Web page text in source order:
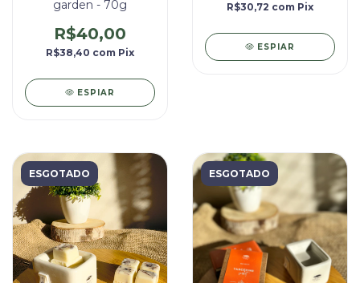
garden - 70g
R$40,00
R$38,40 com Pix
ESPIAR
R$30,72 com Pix
ESPIAR
ESGOTADO ESGOTADO